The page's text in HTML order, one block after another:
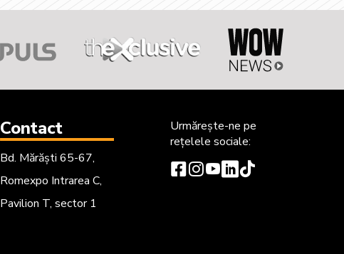
Contact
Bd. Mărăști 65-67,
Romexpo Intrarea C,
Pavilion T, sector 1
Urmărește-ne pe
rețelele sociale: